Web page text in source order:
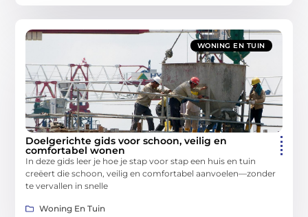
WONING EN TUIN
Doelgerichte gids voor schoon, veilig en
comfortabel wonen
In deze gids leer je hoe je stap voor stap een huis en tuin
creëert die schoon, veilig en comfortabel aanvoelen—zonder
te vervallen in snelle
Woning En Tuin